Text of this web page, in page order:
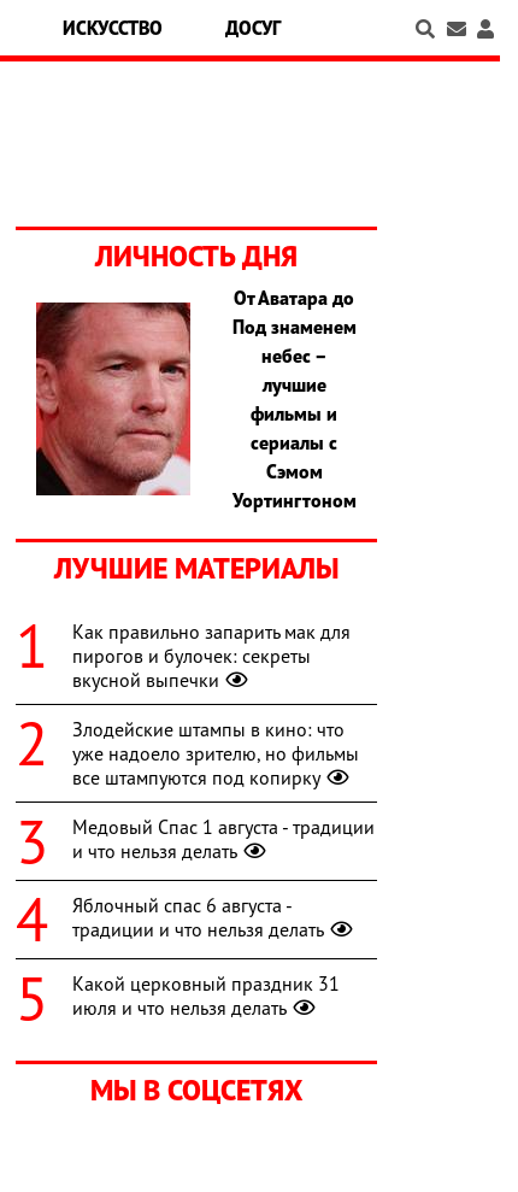
ИСКУССТВО ДОСУГ
ЛИЧНОСТЬ ДНЯ
От Аватара до
Под знаменем
небес –
лучшие
фильмы и
сериалы с
Сэмом
Уортингтоном
ЛУЧШИЕ МАТЕРИАЛЫ
Как правильно запарить мак для
пирогов и булочек: секреты
вкусной выпечки
Злодейские штампы в кино: что
уже надоело зрителю, но фильмы
все штампуются под копирку
Медовый Спас 1 августа - традиции
и что нельзя делать
Яблочный спас 6 августа -
традиции и что нельзя делать
Какой церковный праздник 31
июля и что нельзя делать
МЫ В СОЦСЕТЯХ